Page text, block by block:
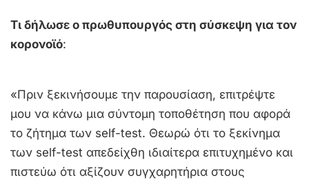
Τι δήλωσε ο πρωθυπουργός στη σύσκεψη για τον
κορονοϊό:
«Πριν ξεκινήσουμε την παρουσίαση, επιτρέψτε
μου να κάνω μια σύντομη τοποθέτηση που αφορά
το ζήτημα των self-test. Θεωρώ ότι το ξεκίνημα
των self-test απεδείχθη ιδιαίτερα επιτυχημένο και
πιστεύω ότι αξίζουν συγχαρητήρια στους